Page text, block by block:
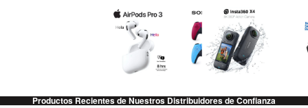
Productos Recientes de Nuestros Distribuidores de Confianza